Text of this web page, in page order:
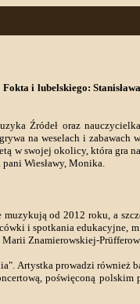
i lubelskiego: Stanisława
Źródeł oraz nauczycielka
na weselach i zabawach
w swojej okolicy, która gra na
Wiesławy, Monika.
muzykują od 2012 roku, a
i spotkania edukacyjne,
Znamierowskiej-
Artystka prowadzi
poświęconą